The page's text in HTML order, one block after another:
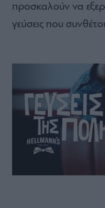
προσκαλούν να
γεύσεις που